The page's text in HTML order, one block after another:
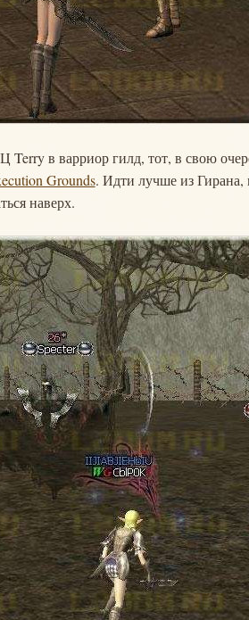
в варриор гилд, тот, в свою
Grounds. Идти лучше из Гирана,
наверх.